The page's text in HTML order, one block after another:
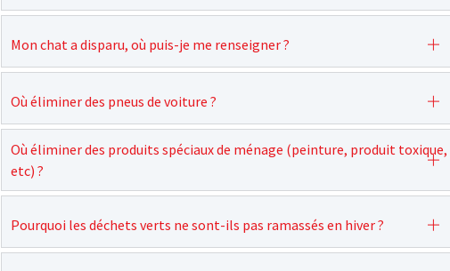
Mon chat a disparu, où puis-je me renseigner ?
Où éliminer des pneus de voiture ?
Où éliminer des produits spéciaux de ménage (peinture, produit toxique,
etc) ?
Pourquoi les déchets verts ne sont-ils pas ramassés en hiver ?